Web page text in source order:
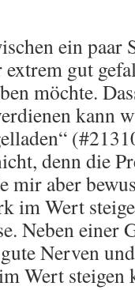
ein paar
gut
möchte.
kann
denn die
aber
im Wert
Neben einer
Nerven
Wert steigen